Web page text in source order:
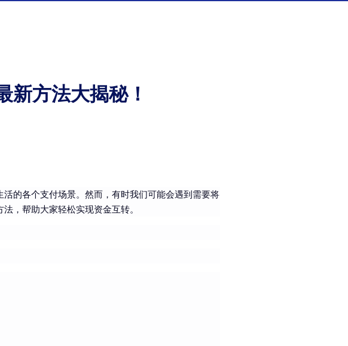
新方法大揭秘！
的各个支付场景。然而，有时我们可能会遇到需要将
，帮助大家轻松实现资金互转。